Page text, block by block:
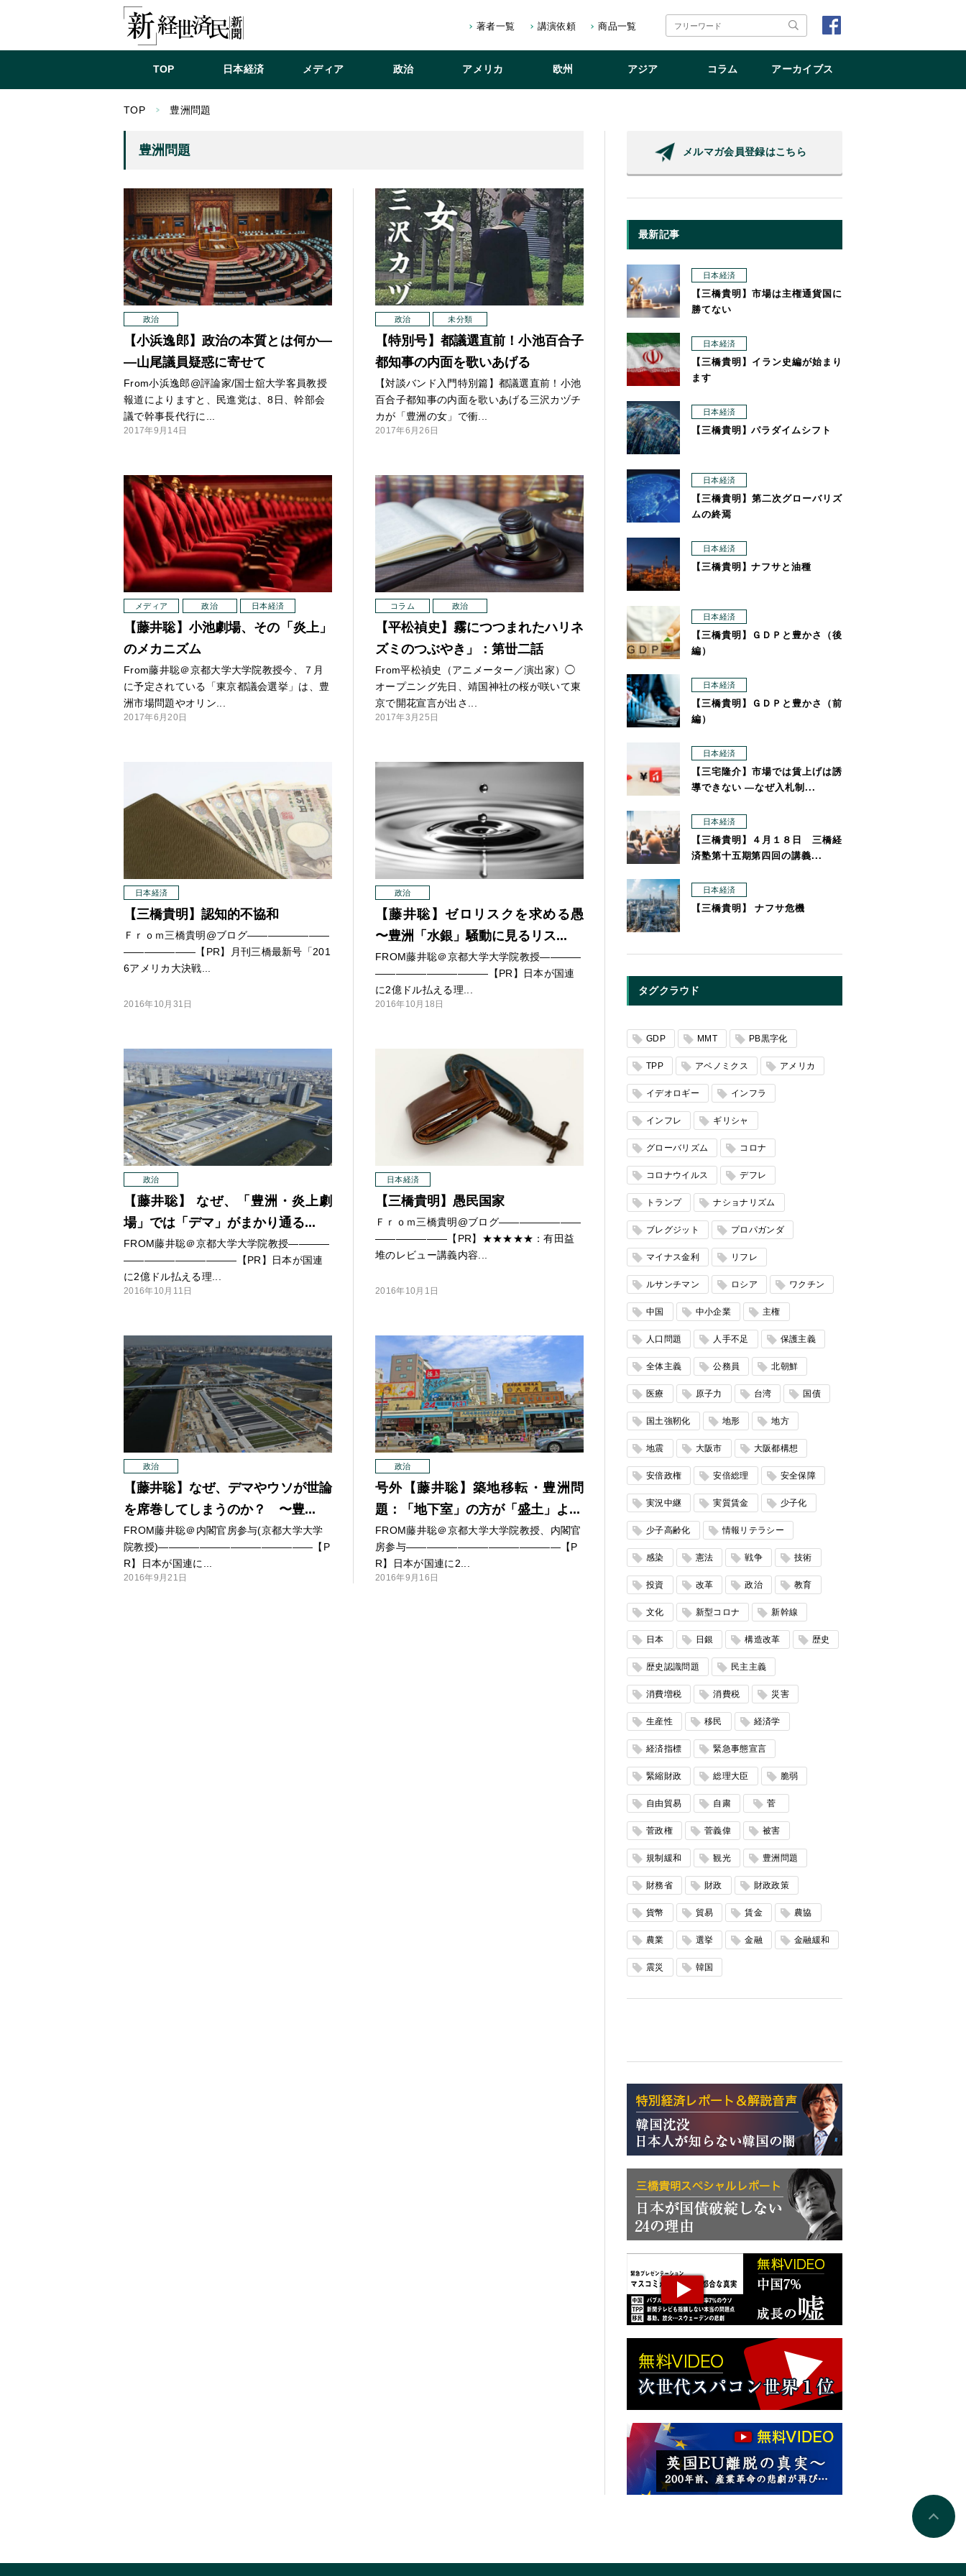
TOP 日本経済 メディア 政治 アメリカ 欧州 アジア コラム アーカイブス
著者一覧 講演依頼 商品一覧
TOP 豊洲問題
豊洲問題
政治
【小浜逸郎】政治の本質とは何か―
―山尾議員疑惑に寄せて
From小浜逸郎@評論家/国士舘大学客員教授
報道によりますと、民進党は、8日、幹部会
議で幹事長代行に...
2017年9月14日
政治 未分類
【特別号】都議選直前！小池百合子
都知事の内面を歌いあげる
【対談バンド入門特別篇】都議選直前！小池
百合子都知事の内面を歌いあげる三沢カヅチ
カが「豊洲の女」で衝...
2017年6月26日
メディア 政治 日本経済
【藤井聡】小池劇場、その「炎上」
のメカニズム
From藤井聡＠京都大学大学院教授今、７月
に予定されている「東京都議会選挙」は、豊
洲市場問題やオリン...
2017年6月20日
コラム 政治
【平松禎史】霧につつまれたハリネ
ズミのつぶやき」：第丗二話
From平松禎史（アニメーター／演出家）◯
オープニング先日、靖国神社の桜が咲いて東
京で開花宣言が出さ...
2017年3月25日
日本経済
【三橋貴明】認知的不協和
Ｆｒｏｍ三橋貴明@ブログ————————
———————【PR】月刊三橋最新号「201
6アメリカ大決戦...
2016年10月31日
政治
【藤井聡】ゼロリスクを求める愚
〜豊洲「水銀」騒動に見るリス...
FROM藤井聡＠京都大学大学院教授————
———————————【PR】日本が国連
に2億ドル払える理...
2016年10月18日
政治
【藤井聡】 なぜ、「豊洲・炎上劇
場」では「デマ」がまかり通る...
FROM藤井聡＠京都大学大学院教授————
———————————【PR】日本が国連
に2億ドル払える理...
2016年10月11日
日本経済
【三橋貴明】愚民国家
Ｆｒｏｍ三橋貴明@ブログ————————
———————【PR】★★★★★：有田益
堆のレビュー講義内容...
2016年10月1日
政治
【藤井聡】なぜ、デマやウソが世論
を席巻してしまうのか？ 〜豊...
FROM藤井聡＠内閣官房参与(京都大学大学
院教授)———————————————【P
R】日本が国連に...
2016年9月21日
政治
号外【藤井聡】築地移転・豊洲問
題：「地下室」の方が「盛土」よ...
FROM藤井聡＠京都大学大学院教授、内閣官
房参与———————————————【P
R】日本が国連に2...
2016年9月16日
メルマガ会員登録はこちら
最新記事
日本経済
【三橋貴明】市場は主権通貨国に
勝てない
日本経済
【三橋貴明】イラン史編が始まり
ます
日本経済
【三橋貴明】パラダイムシフト
日本経済
【三橋貴明】第二次グローバリズ
ムの終焉
日本経済
【三橋貴明】ナフサと油種
日本経済
【三橋貴明】ＧＤＰと豊かさ（後
編）
日本経済
【三橋貴明】ＧＤＰと豊かさ（前
編）
日本経済
【三宅隆介】市場では賃上げは誘
導できない ―なぜ入札制...
日本経済
【三橋貴明】４月１８日 三橋経
済塾第十五期第四回の講義...
日本経済
【三橋貴明】 ナフサ危機
タグクラウド
GDP MMT PB黒字化
TPP アベノミクス アメリカ
イデオロギー インフラ
インフレ ギリシャ
グローバリズム コロナ
コロナウイルス デフレ
トランプ ナショナリズム
ブレグジット プロパガンダ
マイナス金利 リフレ
ルサンチマン ロシア ワクチン
中国 中小企業 主権
人口問題 人手不足 保護主義
全体主義 公務員 北朝鮮
医療 原子力 台湾 国債
国土強靭化 地形 地方
地震 大阪市 大阪都構想
安倍政権 安倍総理 安全保障
実況中継 実質賃金 少子化
少子高齢化 情報リテラシー
感染 憲法 戦争 技術
投資 改革 政治 教育
文化 新型コロナ 新幹線
日本 日銀 構造改革 歴史
歴史認識問題 民主主義
消費増税 消費税 災害
生産性 移民 経済学
経済指標 緊急事態宣言
緊縮財政 総理大臣 脆弱
自由貿易 自粛 菅
菅政権 菅義偉 被害
規制緩和 観光 豊洲問題
財務省 財政 財政政策
貨幣 貿易 賃金 農協
農業 選挙 金融 金融緩和
震災 韓国